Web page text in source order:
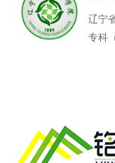
辽宁
专科